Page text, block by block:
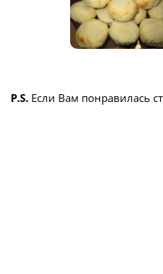
P.S. Если Вам понравилась